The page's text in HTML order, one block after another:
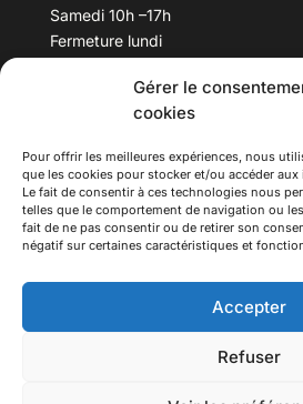
Gérer le
cookies
Pour offrir les meilleures expériences, nous
que les cookies pour stocker et/ou accéder
Le fait de consentir à ces technologies nous
telles que le comportement de navigation ou
fait de ne pas consentir ou de retirer son
négatif sur certaines caractéristiques et
Accepter
Refuser
Samedi 10h –17h
Fermeture lundi
Téléphone : 04 78 53 06 40